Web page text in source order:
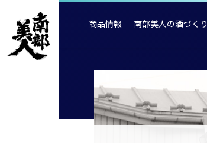
商品情報 南部美人の酒づくり